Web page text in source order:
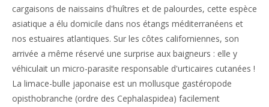
cargaisons de naissains d'huîtres et de palourdes, cette espèce
asiatique a élu domicile dans nos étangs méditerranéens et
nos estuaires atlantiques. Sur les côtes californiennes, son
arrivée a même réservé une surprise aux baigneurs : elle y
véhiculait un micro-parasite responsable d'urticaires cutanées !
La limace-bulle japonaise est un mollusque gastéropode
opisthobranche (ordre des Cephalaspidea) facilement